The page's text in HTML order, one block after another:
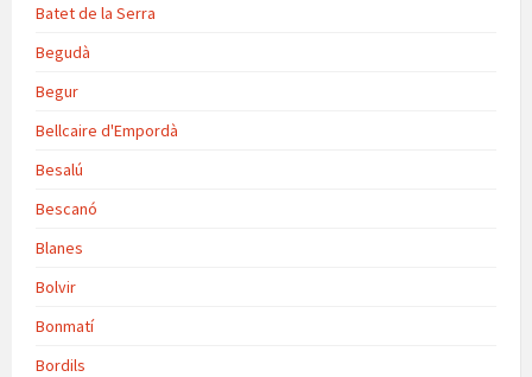
Batet de la Serra
Begudà
Begur
Bellcaire d'Empordà
Besalú
Bescanó
Blanes
Bolvir
Bonmatí
Bordils